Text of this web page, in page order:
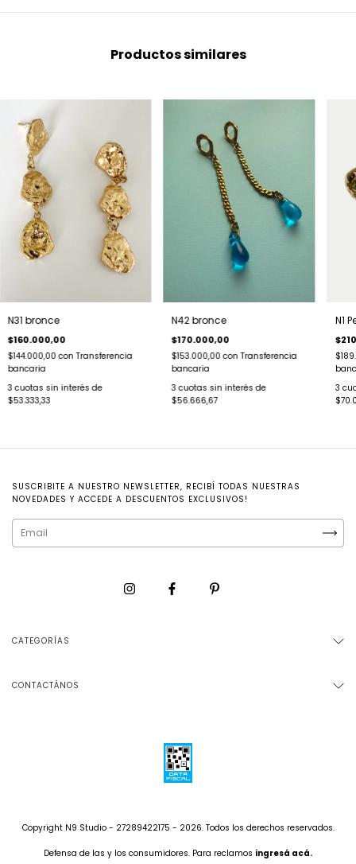
Productos similares
N31 bronce
$160.000,00
$144.000,00con Transferencia
bancaria
3 cuotas sin interés de
$53.333,33
N42 bronce
$170.000,00
$153.000,00con Transferencia
bancaria
3 cuotas sin interés de
$56.666,67
N1
3
SUSCRIBITE A NUESTRO NEWSLETTER, RECIBÍ TODAS NUESTRAS
NOVEDADES Y ACCEDE A DESCUENTOS EXCLUSIVOS!
CATEGORÍAS
CONTACTÁNOS
Copyright N9 Studio - 27289422175 - 2026. Todos los derechos reservados.
Defensa de las y los consumidores. Para reclamos ingresá acá.